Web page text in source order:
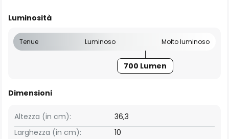
Luminosità
Tenue Luminoso Molto luminoso
700 Lumen
Dimensioni
Larghezza (in cm): 10
Altezza (in cm): 36,3